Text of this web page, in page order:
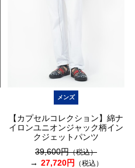
メンズ
【カプセルコレクション】綿ナ
イロンユニオンジャック柄イン
クジェットパンツ
39,600円（税込）
27,720円 （税込）